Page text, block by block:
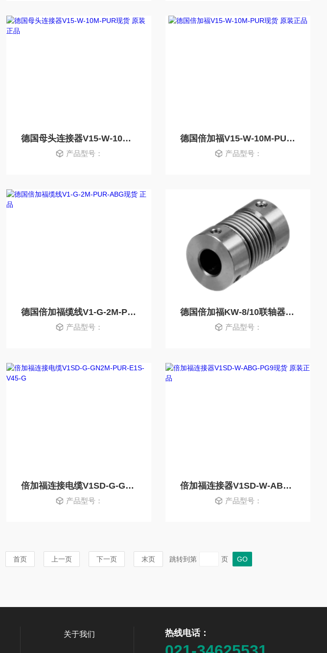
德国母头连接器V15-W-10M-PUR现货 原装正品
产品型号：
德国倍加福V15-W-10M-PUR现货 原装正品
产品型号：
德国倍加福缆线V1-G-2M-PUR-ABG现货 正品
产品型号：
德国倍加福KW-8/10联轴器 现货 原装正品
产品型号：
倍加福连接电缆V1SD-G-GN2M-PUR-E1S-V45-G
产品型号：
倍加福连接器V1SD-W-ABG-PG9现货 原装正品
产品型号：
首页 上一页 下一页 末页 跳转到第 页
热线电话：
关于我们